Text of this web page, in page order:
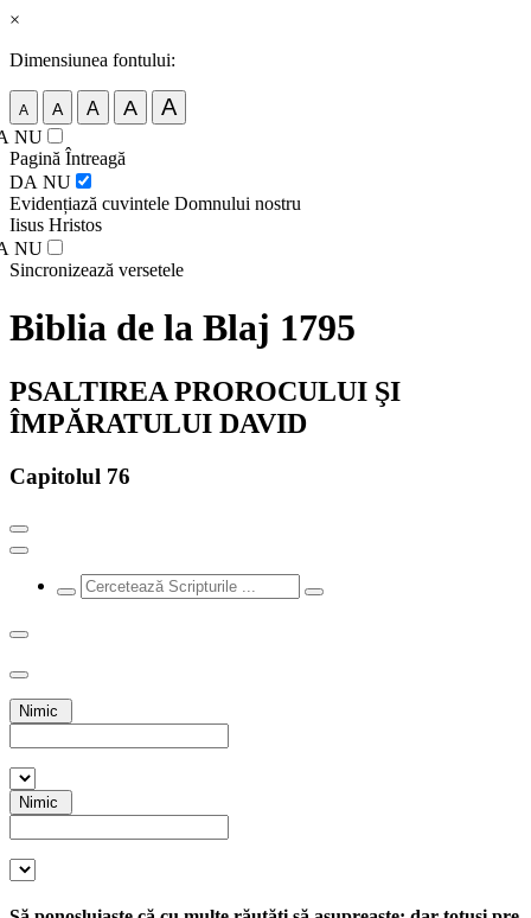
×
Dimensiunea fontului:
A A A A A
NU
Pagină Întreagă
DA NU
Evidențiază cuvintele Domnului nostru
Iisus Hristos
NU
Sincronizează versetele
Biblia de la Blaj 1795
PSALTIREA PROROCULUI ŞI
ÎMPĂRATULUI DAVID
Capitolul 76
Nimic
Nimic